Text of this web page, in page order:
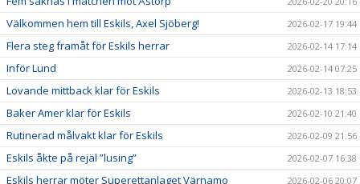
Välkommen hem till Eskils, Axel Sjöberg! 2026-02-17 19:44
Flera steg framåt för Eskils herrar 2026-02-14 17:14
Inför Lund 2026-02-14 07:25
Lovande mittback klar för Eskils 2026-02-13 18:53
Baker Amer klar för Eskils 2026-02-10 21:40
Rutinerad målvakt klar för Eskils 2026-02-09 21:56
Eskils åkte på rejäl ”lusing” 2026-02-07 16:38
Eskils herrar möter Superettanlaget Värnamo 2026-02-06 20:07